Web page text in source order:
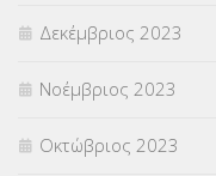
Δεκέμβριος 2023
Νοέμβριος 2023
Οκτώβριος 2023